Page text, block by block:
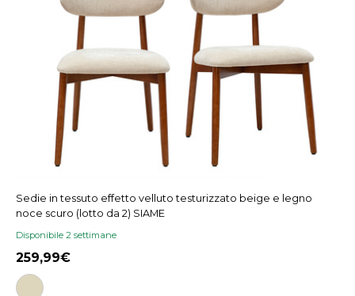
Sedie in tessuto effetto velluto testurizzato beige e legno
noce scuro (lotto da 2) SIAME
Disponibile 2 settimane
259,99